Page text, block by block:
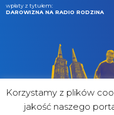
wpłaty z tytułem:
DAROWIZNA NA RADIO RODZINA
Korzystamy z plików
jakość naszego